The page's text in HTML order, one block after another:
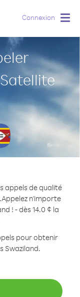
Connexion
appels de qualité
Appelez n'importe
! - dès 14.0 ¢ la
pour obtenir
Swaziland.